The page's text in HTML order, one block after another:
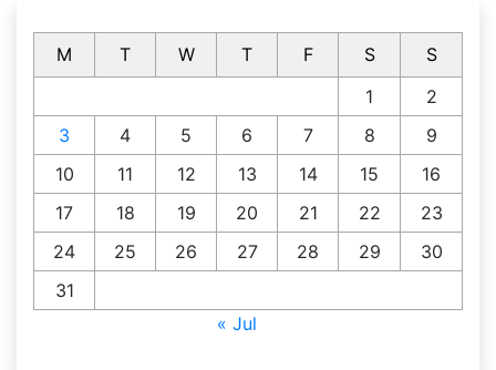
M T W T F S
S
1
2
3
4 5 6 7 8
9
10
11 12 13 14 15
16
17
18 19 20 21 22
23
24
25 26 27 28 29
30
31
« Jul